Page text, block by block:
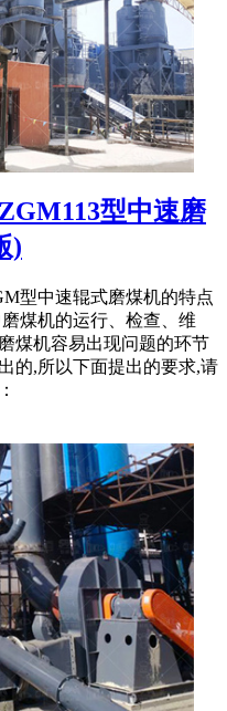
型中速磨
)
型中速辊式磨煤机的特点
煤机的运行、检查、维
煤机容易出现问题的环节
的,所以下面提出的要求,请